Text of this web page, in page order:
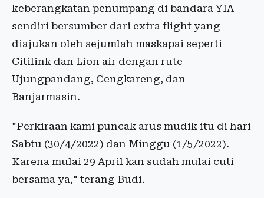
keberangkatan penumpang di bandara YIA
sendiri bersumber dari extra flight yang
diajukan oleh sejumlah maskapai seperti
Citilink dan Lion air dengan rute
Ujungpandang, Cengkareng, dan
Banjarmasin.
"Perkiraan kami puncak arus mudik itu di hari
Sabtu (30/4/2022) dan Minggu (1/5/2022).
Karena mulai 29 April kan sudah mulai cuti
bersama ya," terang Budi.